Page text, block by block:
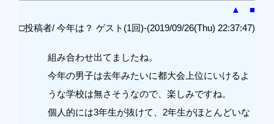
▲
■
□投稿者/ 今年は？ ゲスト(1回)-(2019/09/26(Thu) 22:37:47)
組み合わせ出てましたね。
今年の男子は去年みたいに都大会上位にいけるよ
うな学校は無さそうなので、楽しみですね。
個人的には3年生が抜けて、2年生がほとんどいな